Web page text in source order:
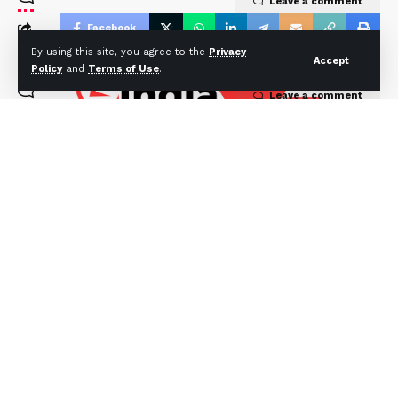
By using this site, you agree to the Privacy
Policyand Terms of Use.
Accept
Facebook
Leave a comment